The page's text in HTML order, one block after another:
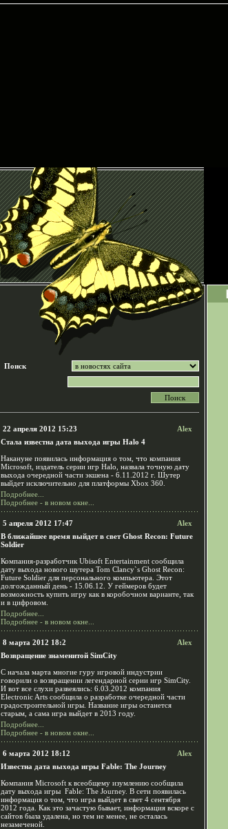
Поиск
22 апреля 2012 15:23
Alex
Стала известна дата выхода игры Halo 4
Накануне появилась информация о том, что компания
Microsoft, издатель серии игр Halo, назвала точную дату
выхода очередной части экшена - 6.11.2012 г. Шутер
выйдет исключительно для платформы Xbox 360.
Подробнее...
Подробнее - в новом окне...
5 апреля 2012 17:47
Alex
В ближайшее время выйдет в свет Ghost Recon: Future
Soldier
Компания-разработчик Ubisoft Entertainment сообщила
дату выхода нового шутера Tom Clancy`s Ghost Recon:
Future Soldier для персонального компьютера. Этот
долгожданный день - 15.06.12. У геймеров будет
возможность купить игру как в коробочном варианте, так
и в цифровом.
Подробнее...
Подробнее - в новом окне...
8 марта 2012 18:2
Alex
Возвращение знаменитой SimCity
С начала марта многие гуру игровой индустрии
говорили о возвращении легендарной серии игр SimCity.
И вот все слухи развеялись: 6.03.2012 компания
Electronic Arts сообщила о разработке очередной части
градостроительной игры. Название игры останется
старым, а сама игра выйдет в 2013 году.
Подробнее...
Подробнее - в новом окне...
6 марта 2012 18:12
Alex
Известна дата выхода игры Fable: The Journey
Компания Microsoft к всеобщему изумлению сообщила
дату выхода игры Fable: The Journey. В сети появилась
информация о том, что игра выйдет в свет 4 сентября
2012 года. Как это зачастую бывает, информация вскоре с
сайтов была удалена, но тем не менее, не осталась
незамеченой.